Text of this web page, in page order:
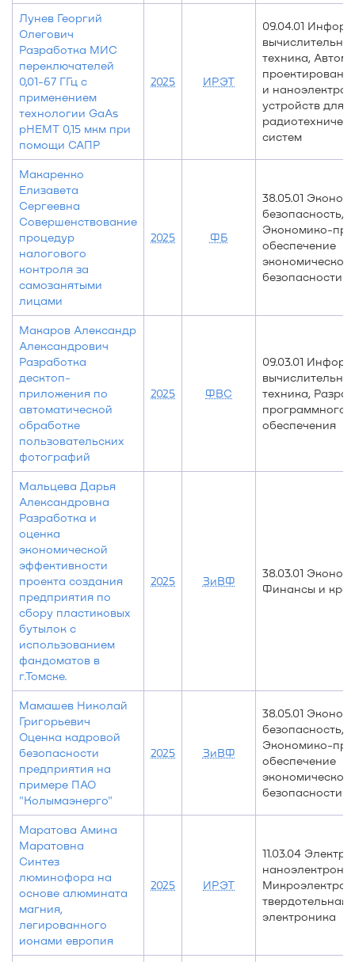
Лунев Георгий
Олегович
Разработка МИС
переключателей
0,01-67 ГГц с
применением
технологии GaAs
pHEMT 0,15 мкм при
помощи САПР
2025 ИРЭТ
09.04.01
техника,
и
устройств для
систем
Макаренко
Елизавета
Сергеевна
Совершенствование
процедур
налогового
контроля за
самозанятыми
лицами
2025 ФБ
38.05.01
безопасность,
Экономико-
обеспечение
экономической
безопасности
Макаров Александр
Александрович
Разработка
десктоп-
приложения по
автоматической
обработке
пользовательских
фотографий
2025 ФВС
09.03.01
техника,
программного
обеспечения
Мальцева Дарья
Александровна
Разработка и
оценка
экономической
эффективности
проекта создания
предприятия по
сбору пластиковых
бутылок с
использованием
фандоматов в
г.Томске.
2025 ЗиВФ
38.03.01
Финансы и
Мамашев Николай
Григорьевич
Оценка кадровой
безопасности
предприятия на
примере ПАО
"Колымаэнерго"
2025 ЗиВФ
38.05.01
безопасность,
Экономико-
обеспечение
экономической
безопасности
Маратова Амина
Маратовна
Синтез
люминофора на
основе алюмината
магния,
легированного
ионами европия
2025 ИРЭТ
11.03.04
твердотельная
электроника